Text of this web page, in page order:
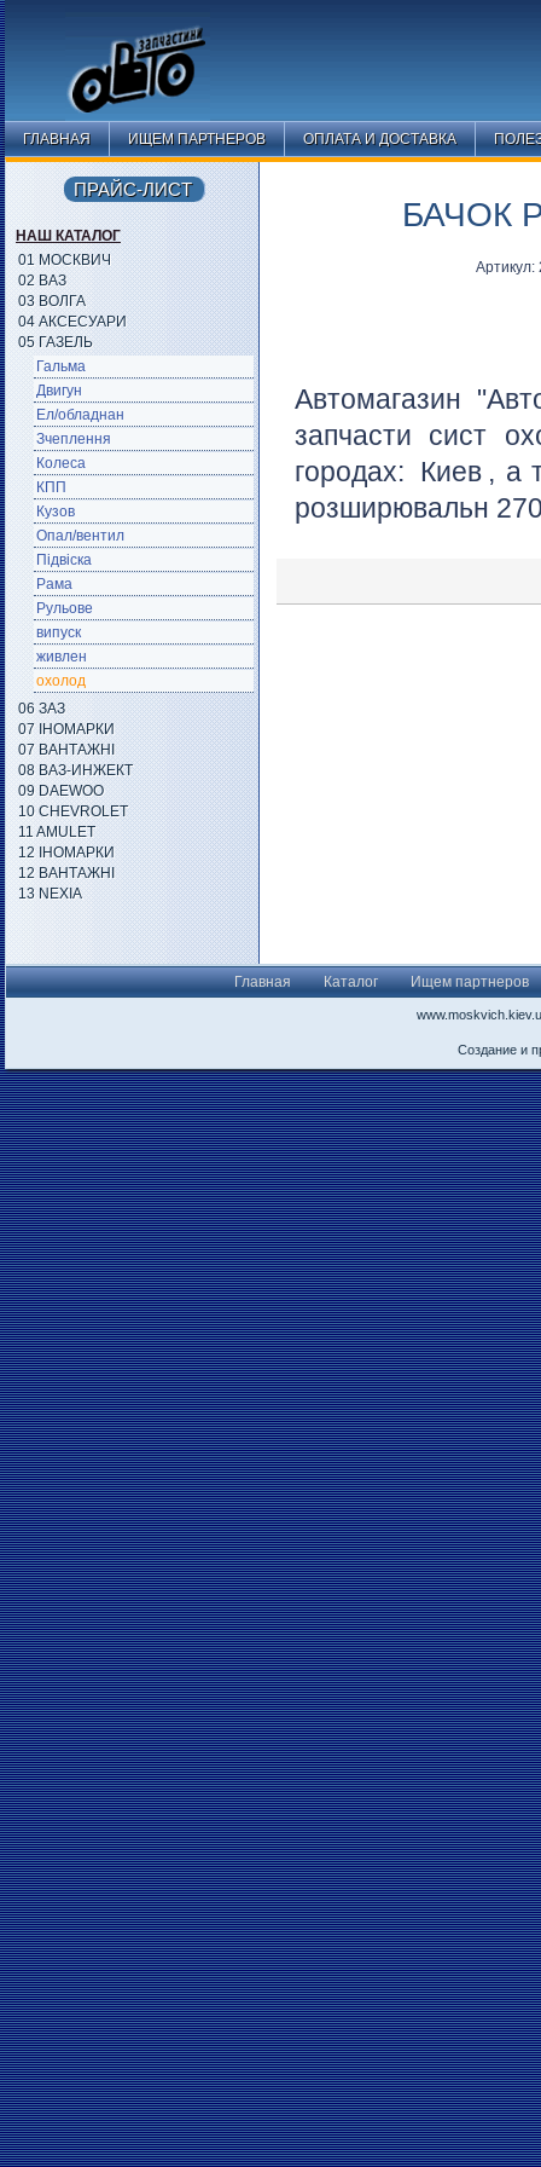
ГЛАВНАЯ ИЩЕМ ПАРТНЕРОВ ОПЛАТА И ДОСТАВКА
БАЧОК
Автомагазин
запчасти сист
городах: Киев , а
розширювальн
ПРАЙС-ЛИСТ
НАШ КАТАЛОГ
01 МОСКВИЧ
02 ВАЗ
03 ВОЛГА
04 АКСЕСУАРИ
05 ГАЗЕЛЬ
Гальма
Двигун
Ел/обладнан
Зчеплення
Колеса
КПП
Кузов
Опал/вентил
Підвіска
Рама
Рульове
випуск
живлен
охолод
06 ЗАЗ
07 ІНОМАРКИ
07 ВАНТАЖНІ
08 ВАЗ-ИНЖЕКТ
09 DAEWOO
10 CHEVROLET
11 AMULET
12 ІНОМАРКИ
12 ВАНТАЖНІ
13 NEXIA
Главная Каталог Ищем партнеров
Создание и